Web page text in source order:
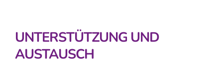
UNTERSTÜTZUNG UND
AUSTAUSCH